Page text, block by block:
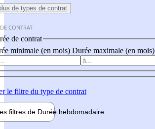
de types de contrat
CONTRAT
de contrat
minimale (en mois) Durée maximale (en mois)
le filtre du type de contrat
filtres de Durée hebdomadaire